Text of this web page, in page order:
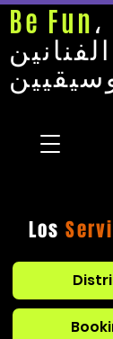
Be Fun، مستثمر في
الفنانين
Los